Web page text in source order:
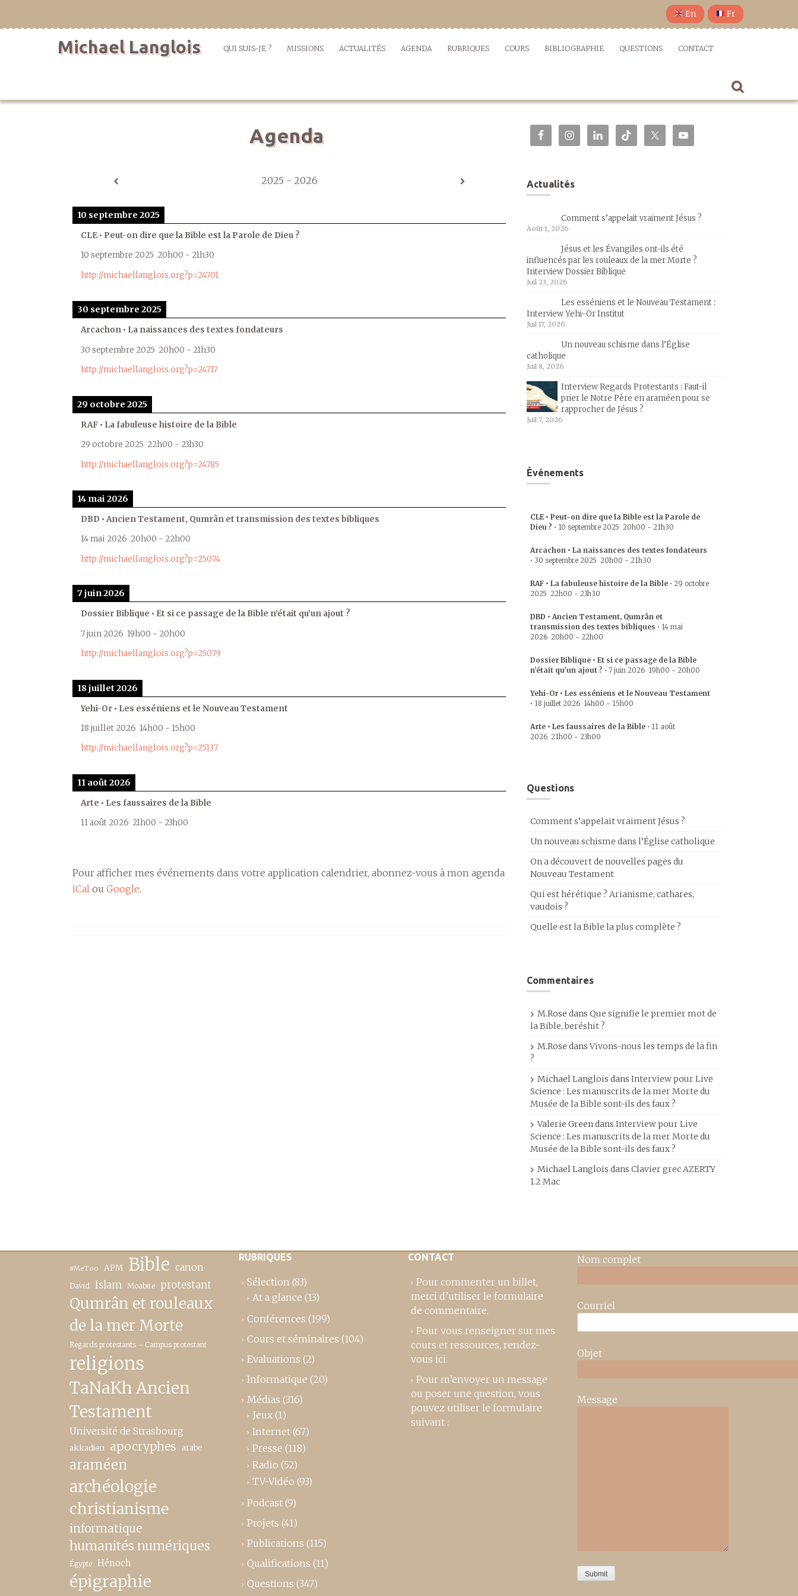
En Fr
Michael Langlois QUI SUIS-JE ? MISSIONS ACTUALITÉS AGENDA RUBRIQUES COURS BIBLIOGRAPHIE QUESTIONS CONTACT
Agenda
2025 - 2026
10 septembre 2025
CLE • Peut-on dire que la Bible est la Parole de Dieu ?
10 septembre 2025 20h00 - 21h30
http://michaellanglois.org?p=24701
30 septembre 2025
Arcachon • La naissances des textes fondateurs
30 septembre 2025 20h00 - 21h30
http://michaellanglois.org?p=24717
29 octobre 2025
RAF • La fabuleuse histoire de la Bible
29 octobre 2025 22h00 - 23h30
http://michaellanglois.org?p=24785
14 mai 2026
DBD • Ancien Testament, Qumrân et transmission des textes bibliques
14 mai 2026 20h00 - 22h00
http://michaellanglois.org?p=25074
7 juin 2026
Dossier Biblique • Et si ce passage de la Bible n’était qu’un ajout ?
7 juin 2026 19h00 - 20h00
http://michaellanglois.org?p=25079
18 juillet 2026
Yehi-Or • Les esséniens et le Nouveau Testament
18 juillet 2026 14h00 - 15h00
http://michaellanglois.org?p=25137
11 août 2026
Arte • Les faussaires de la Bible
11 août 2026 21h00 - 23h00
Pour afficher mes événements dans votre application calendrier, abonnez-vous à mon agenda
iCal ou Google.
Actualités
Comment s’appelait vraiment Jésus ?
Août 1, 2026
Jésus et les Évangiles ont-ils été
influencés par les rouleaux de la mer Morte ?
Interview Dossier Biblique
Juil 23, 2026
Les esséniens et le Nouveau Testament :
Interview Yehi-Or Institut
Juil 17, 2026
Un nouveau schisme dans l’Église
catholique
Juil 8, 2026
Interview Regards Protestants : Faut-il
prier le Notre Père en araméen pour se
rapprocher de Jésus ?
Juil 7, 2026
Événements
CLE • Peut-on dire que la Bible est la Parole de
Dieu ? • 10 septembre 2025 20h00 - 21h30
Arcachon • La naissances des textes fondateurs
• 30 septembre 2025 20h00 - 21h30
RAF • La fabuleuse histoire de la Bible • 29 octobre
2025 22h00 - 23h30
DBD • Ancien Testament, Qumrân et
transmission des textes bibliques • 14 mai
2026 20h00 - 22h00
Dossier Biblique • Et si ce passage de la Bible
n’était qu’un ajout ? • 7 juin 2026 19h00 - 20h00
Yehi-Or • Les esséniens et le Nouveau Testament
• 18 juillet 2026 14h00 - 15h00
Arte • Les faussaires de la Bible • 11 août
2026 21h00 - 23h00
Questions
Comment s’appelait vraiment Jésus ?
Un nouveau schisme dans l’Église catholique
On a découvert de nouvelles pages du
Nouveau Testament
Qui est hérétique ? Arianisme, cathares,
vaudois ?
Quelle est la Bible la plus complète ?
Commentaires
M.Rose dans Que signifie le premier mot de
la Bible, beréshit ?
M.Rose dansVivons-nous les temps de la fin
?
Michael Langlois dans Interview pour Live
Science : Les manuscrits de la mer Morte du
Musée de la Bible sont-ils des faux ?
Valerie Greendans Interview pour Live
Science : Les manuscrits de la mer Morte du
Musée de la Bible sont-ils des faux ?
Michael Langlois dans Clavier grec AZERTY
1.2 Mac
#MeToo APM Bible canon
David Islam Moabite protestant
Qumrân et rouleaux
de la mer Morte
Regards protestants – Campus protestant
religions
TaNaKh Ancien
Testament
Université de Strasbourg
akkadien apocryphes arabe
araméen
archéologie
christianisme
informatique
humanités numériques
Égypte Hénoch
épigraphie
RUBRIQUES
Sélection (83)
At a glance (13)
Conférences (199)
Cours et séminaires (104)
Evaluations (2)
Informatique (20)
Médias (316)
Jeux (1)
Internet (67)
Presse (118)
Radio (52)
TV-Vidéo (93)
Podcast (9)
Projets (41)
Publications (115)
Qualifications (11)
Questions (347)
CONTACT
Pour commenter un billet,
merci d’utiliser le formulaire
de commentaire.
Pour vous renseigner sur mes
cours et ressources, rendez-
vous ici.
Pour m’envoyer un message
ou poser une question, vous
pouvez utiliser le formulaire
suivant :
Nom complet
Courriel
Objet
Message